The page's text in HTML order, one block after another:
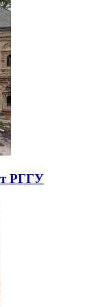
РГГУ